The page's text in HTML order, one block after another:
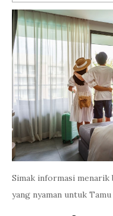
Simak informasi
yang nyaman untuk Tamu